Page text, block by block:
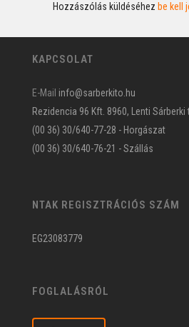
Hozzászólás küldéséhez be kell
KAPCSOLAT
E-Mail info@sarberkito.hu
Rezidencia 96 Kft. 8960, Lenti Sárberki
(00 36) 30/640-77-28 - Horgászat
(00 36) 30/640-76-21 - Szállás
NTAK REGISZTRÁCIÓS SZÁM
EG23083779
FOGLALÁSRÓL